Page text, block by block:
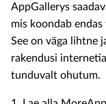
AppGallerys
mis koondab
See on väga lihtne
rakendusi
tunduvalt ohutum.